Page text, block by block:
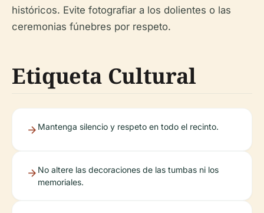
históricos. Evite fotografiar a los dolientes o las
ceremonias fúnebres por respeto.
Etiqueta Cultural
Mantenga silencio y respeto en todo el recinto.
No altere las decoraciones de las tumbas ni los
memoriales.